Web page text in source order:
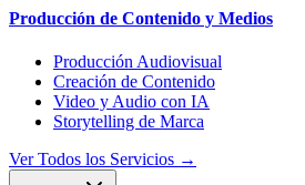
Producción de Contenido y Medios
Producción Audiovisual
Creación de Contenido
Video y Audio con IA
Storytelling de Marca
Ver Todos los Servicios →